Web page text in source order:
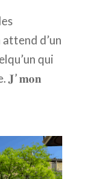
attend d’un
qui
𝐉’ 𝐦𝐨𝐧